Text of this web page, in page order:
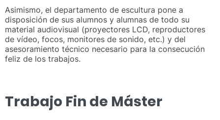
Asimismo, el departamento de escultura pone a
disposición de sus alumnos y alumnas de todo su
material audiovisual (proyectores LCD, reproductores
de vídeo, focos, monitores de sonido, etc.) y del
asesoramiento técnico necesario para la consecución
feliz de los trabajos.
Trabajo Fin de Máster